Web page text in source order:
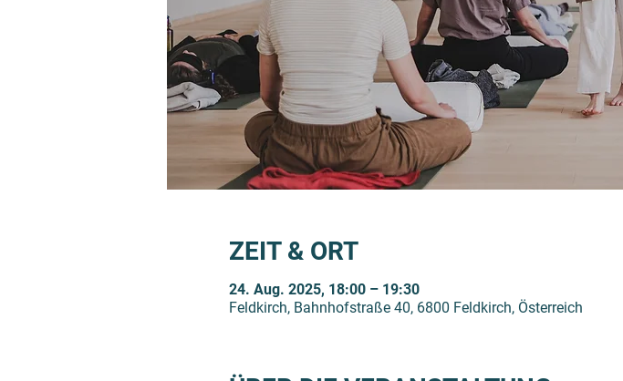
ZEIT & ORT
24. Aug. 2025, 18:00 – 19:30
Feldkirch, Bahnhofstraße 40, 6800 Feldkirch, Österreich